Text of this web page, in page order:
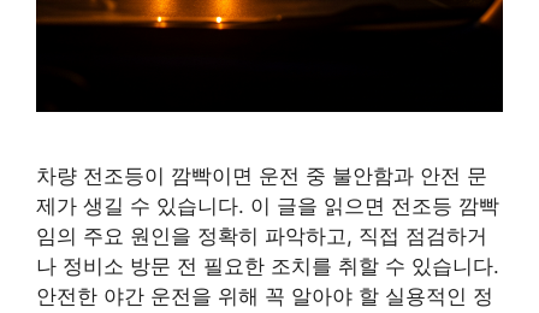
차량 전조등이 깜빡이면 운전 중 불안함과 안전 문
제가 생길 수 있습니다. 이 글을 읽으면 전조등 깜빡
임의 주요 원인을 정확히 파악하고, 직접 점검하거
나 정비소 방문 전 필요한 조치를 취할 수 있습니다.
안전한 야간 운전을 위해 꼭 알아야 할 실용적인 정